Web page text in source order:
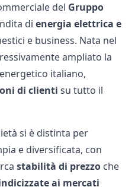
del Gruppo
di energia elettrica e
e business. Nata nel
ampliato la
italiano,
di clienti su tutto il
si è distinta per
e diversificata, con
stabilità di prezzo che
ai mercati